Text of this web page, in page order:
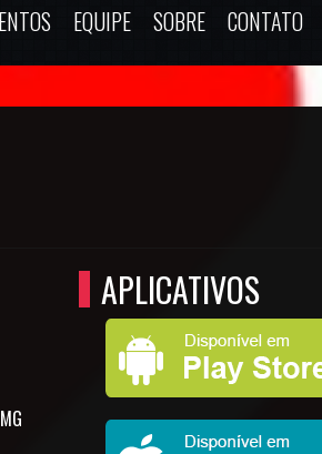
EQUIPE SOBRE CONTATO
APLICATIVOS